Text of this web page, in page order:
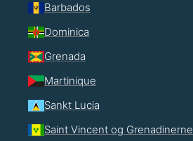
Barbados
Dominica
Grenada
Martinique
Sankt Lucia
Saint Vincent og Grenadinerne